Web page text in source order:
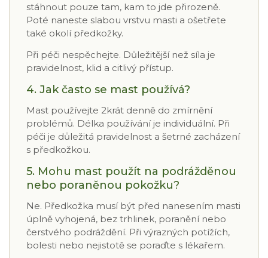
stáhnout pouze tam, kam to jde přirozeně.
Poté naneste slabou vrstvu masti a ošetřete
také okolí předkožky.
Při péči nespěchejte. Důležitější než síla je
pravidelnost, klid a citlivý přístup.
4. Jak často se mast používá?
Mast používejte 2krát denně do zmírnění
problémů. Délka používání je individuální. Při
péči je důležitá pravidelnost a šetrné zacházení
s předkožkou.
5. Mohu mast použít na podrážděnou
nebo poraněnou pokožku?
Ne. Předkožka musí být před nanesením masti
úplně vyhojená, bez trhlinek, poranění nebo
čerstvého podráždění. Při výrazných potížích,
bolesti nebo nejistotě se poraďte s lékařem.